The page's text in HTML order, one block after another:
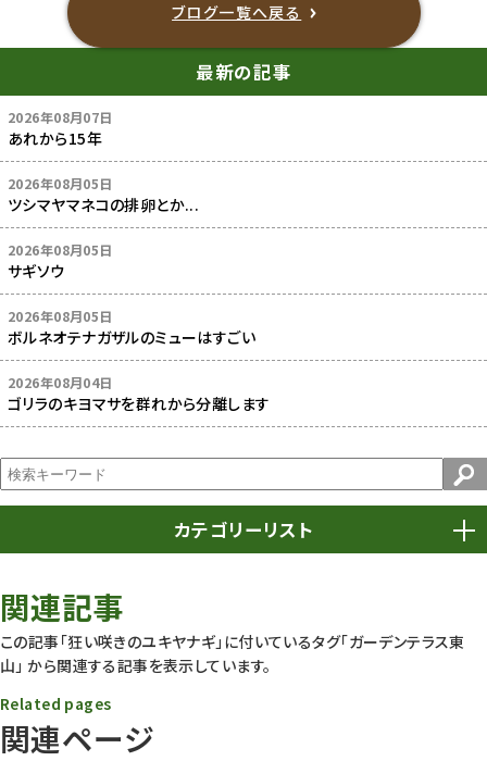
ブログ一覧へ戻る
最新の記事
2026年08月07日
あれから15年
2026年08月05日
ツシマヤマネコの排卵とか...
2026年08月05日
サギソウ
2026年08月05日
ボルネオテナガザルのミューはすごい
2026年08月04日
ゴリラのキヨマサを群れから分離します
カテゴリーリスト
動物園
動物園長のZooコラム
動物園その他
関連記事
この記事「狂い咲きのユキヤナギ」に付いているタグ「ガーデンテラス東
山」 から関連する記事を表示しています。
関連ページ
Related pages